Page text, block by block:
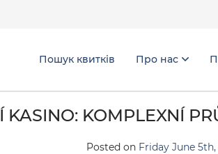
Пошук квитків Про нас
KASINO: KOMPLEXNÍ
Posted on Friday June 5th,